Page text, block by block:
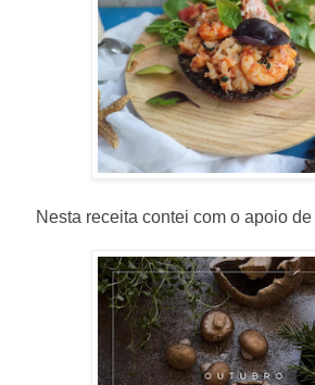
Nesta receita contei com o apoio de